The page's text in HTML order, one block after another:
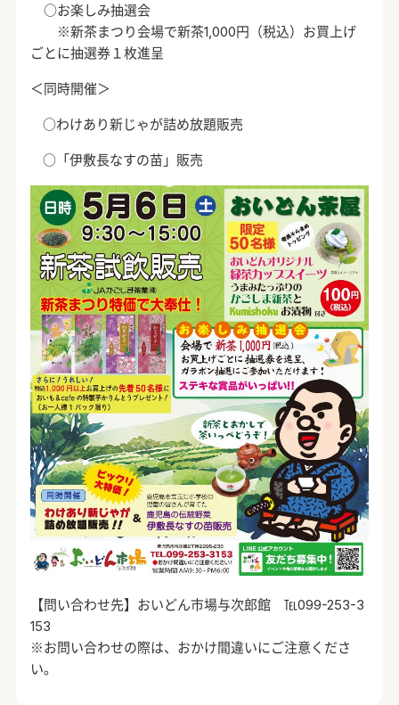
○お楽しみ抽選会
※新茶まつり会場で新茶1,000円（税込）お買上げ
ごとに抽選券１枚進呈
＜同時開催＞
○わけあり新じゃが詰め放題販売
○「伊敷長なすの苗」販売
【問い合わせ先】おいどん市場与次郎館 ℡099-253-3
153
※お問い合わせの際は、おかけ間違いにご注意くださ
い。